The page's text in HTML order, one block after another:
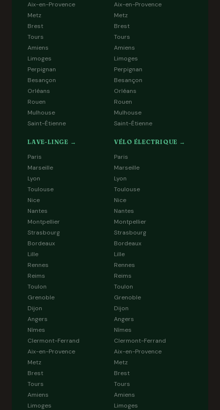
Aix-en-Provence
Metz
Brest
Tours
Amiens
Limoges
Perpignan
Besançon
Orléans
Rouen
Mulhouse
Saint-Étienne
Aix-en-Provence
Metz
Brest
Tours
Amiens
Limoges
Perpignan
Besançon
Orléans
Rouen
Mulhouse
Saint-Étienne
LAVE-LINGE →
Paris
Marseille
Lyon
Toulouse
Nice
Nantes
Montpellier
Strasbourg
Bordeaux
Lille
Rennes
Reims
Toulon
Grenoble
Dijon
Angers
Nîmes
Clermont-Ferrand
Aix-en-Provence
Metz
Brest
Tours
Amiens
Limoges
VÉLO ÉLECTRIQUE →
Paris
Marseille
Lyon
Toulouse
Nice
Nantes
Montpellier
Strasbourg
Bordeaux
Lille
Rennes
Reims
Toulon
Grenoble
Dijon
Angers
Nîmes
Clermont-Ferrand
Aix-en-Provence
Metz
Brest
Tours
Amiens
Limoges